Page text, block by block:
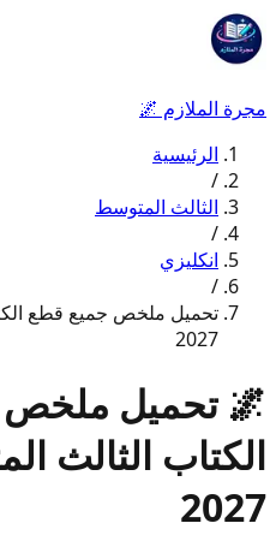
مجرة الملازم 🌌
الرئيسية
/
الثالث المتوسط
/
انكليزي
/
تحميل ملخص جميع قطع
2027
🌌 تحميل
الكتاب الثالث
2027